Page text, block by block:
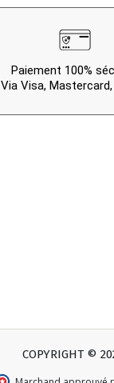
Paiement 100%
Via Visa, Mastercard,
COPYRIGHT ©